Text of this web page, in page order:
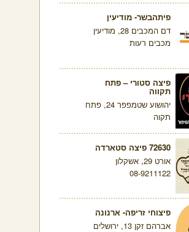
פיתהבשר- מודיעין
דם המכבים 28, מודיעין
מכבים רעות
פיצה סטורי – פתח
תקווה
יהושוע שטמפפר 24, פתח
תקוה
72630 פיצה סטארדה
אורט 29, אשקלון
08-9211122
פיצוחי זריפה- ארנונה
אברהם זקן 13, ירושלים